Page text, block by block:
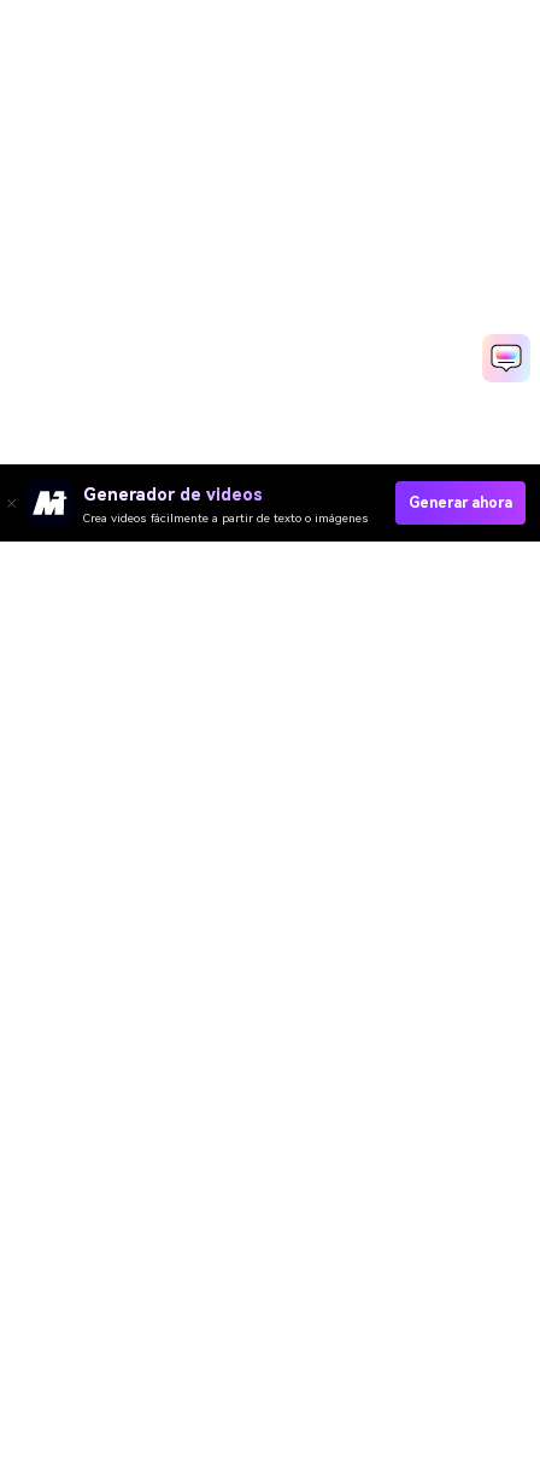
Generador de videos
Crea videos fácilmente a partir de texto o imágenes
Generar ahora